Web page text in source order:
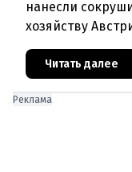
нанесли
хозяйству
потери
Читать далее
Реклама